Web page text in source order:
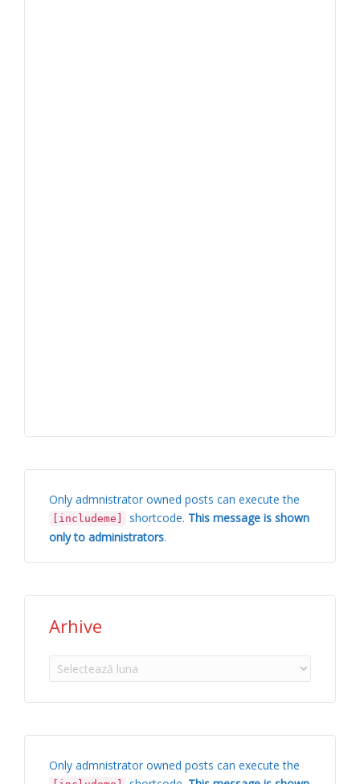
Only admnistrator owned posts can execute the
[includeme] shortcode. This message is shown
only to administrators.
Arhive
Arhive
Only admnistrator owned posts can execute the